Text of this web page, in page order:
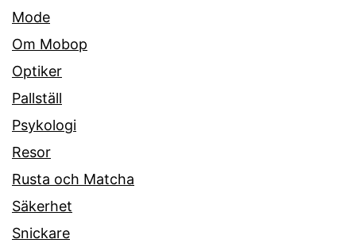
Mode
Om Mobop
Optiker
Pallställ
Psykologi
Resor
Rusta och Matcha
Säkerhet
Snickare